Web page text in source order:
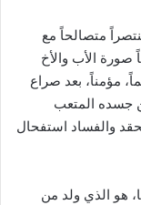
متصالحاً مع
صورة الأب والأخ
مؤمناً، بعد صراع
جسده المتعب
والفساد استفحال
هو الذي ولد من